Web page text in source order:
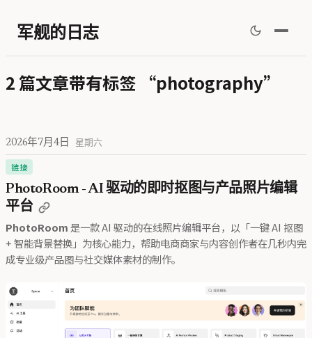
军舰的日志
2 篇文章带有标签 “photography”
2026年7月4日 星期六
链接
PhotoRoom - AI 驱动的即时抠图与产品照片编辑
平台
PhotoRoom是一款 AI 驱动的在线照片编辑平台，以「一键 AI 抠图
+ 智能背景替换」为核心能力，帮助电商商家与内容创作者在几秒内完
成专业级产品图与社交媒体素材的制作。